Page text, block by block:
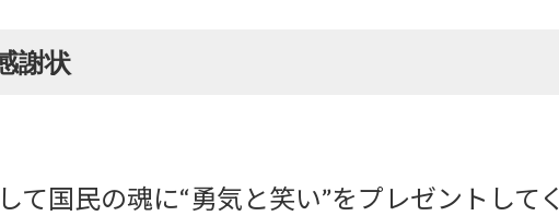
謝状
て国民の魂に“勇気と笑い”をプレゼントしてく